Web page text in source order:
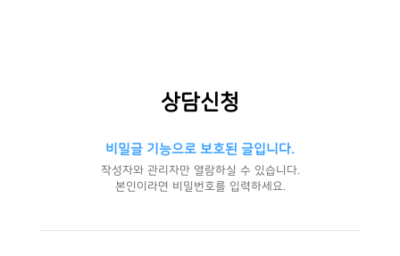
상담신청
비밀글 기능으로 보호된 글입니다.
작성자와 관리자만 열람하실 수 있습니다.
본인이라면 비밀번호를 입력하세요.